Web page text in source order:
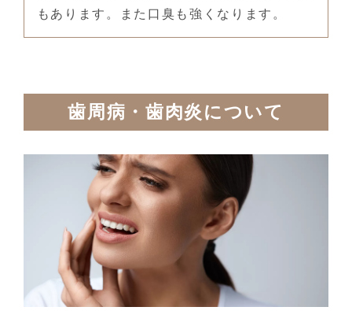
もあります。また口臭も強くなります。
歯周病・歯肉炎について